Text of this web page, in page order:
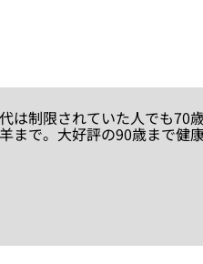
は制限されていた人でも70
まで。大好評の90歳まで健